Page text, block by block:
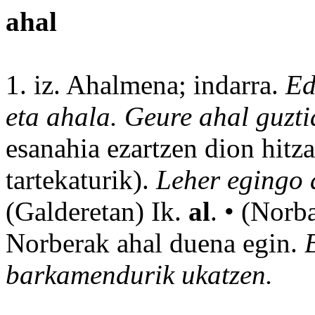
ahal
1. iz. Ahalmena; indarra.
eta ahala. Geure ahal
esanahia ezartzen dion
tartekaturik). Leher
(Galderetan) Ik. al. •
Norberak ahal duena egin.
barkamendurik ukatzen.